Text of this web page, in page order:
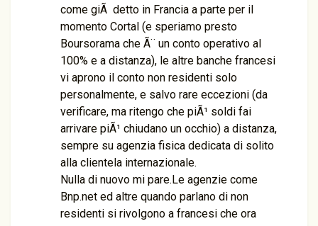
come giÃ detto in Francia a parte per il
momento Cortal (e speriamo presto
Boursorama che Ã¨ un conto operativo al
100% e a distanza), le altre banche francesi
vi aprono il conto non residenti solo
personalmente, e salvo rare eccezioni (da
verificare, ma ritengo che piÃ¹ soldi fai
arrivare piÃ¹ chiudano un occhio) a distanza,
sempre su agenzia fisica dedicata di solito
alla clientela internazionale.
Nulla di nuovo mi pare.Le agenzie come
Bnp.net ed altre quando parlano di non
residenti si rivolgono a francesi che ora